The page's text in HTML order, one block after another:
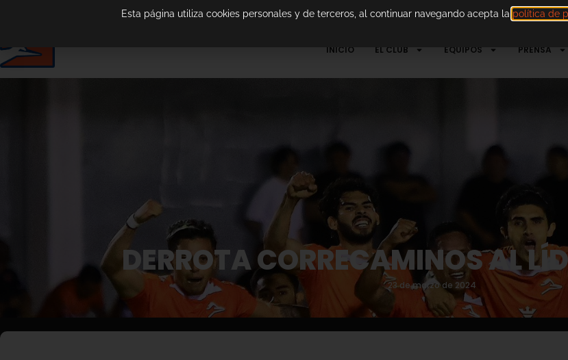
INICIO EL CLUB EQUIPOS PRENSA
DERROTA CORRECAMINOS AL
23 de marzo de 2024
Esta página utiliza cookies personales y de terceros, al continuar navegando acepta la política de